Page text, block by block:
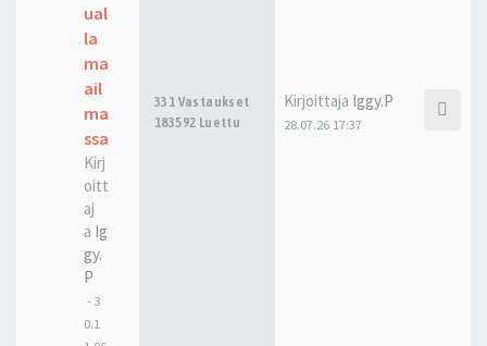
ual
la
ma
ail
ma
ssa
Kirj
oitt
aj
a Ig
gy.
P
-3
0.1
331 Vastaukset
183592 Luettu
Kirjoittaja Iggy.P
28.07.26 17:37